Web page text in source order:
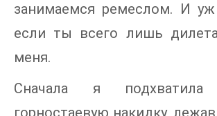
занимаемся ремеслом. И
если ты всего лишь
меня.
Сначала я подхватила
горностаевую накидку,